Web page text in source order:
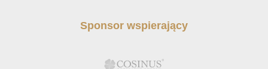
Sponsor wspierający